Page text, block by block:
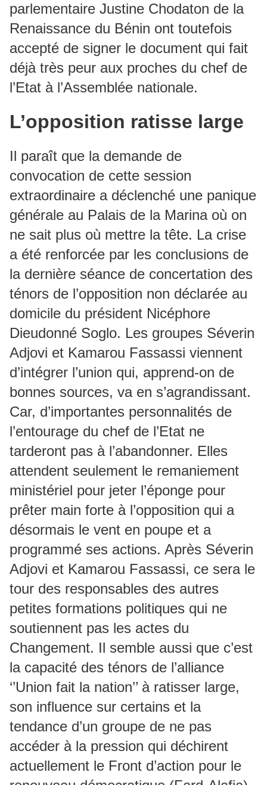
parlementaire Justine Chodaton de la
Renaissance du Bénin ont toutefois
accepté de signer le document qui fait
déjà très peur aux proches du chef de
l’Etat à l’Assemblée nationale.
L’opposition ratisse large
Il paraît que la demande de
convocation de cette session
extraordinaire a déclenché une panique
générale au Palais de la Marina où on
ne sait plus où mettre la tête. La crise
a été renforcée par les conclusions de
la dernière séance de concertation des
ténors de l’opposition non déclarée au
domicile du président Nicéphore
Dieudonné Soglo. Les groupes Séverin
Adjovi et Kamarou Fassassi viennent
d’intégrer l’union qui, apprend-on de
bonnes sources, va en s’agrandissant.
Car, d’importantes personnalités de
l’entourage du chef de l’Etat ne
tarderont pas à l’abandonner. Elles
attendent seulement le remaniement
ministériel pour jeter l’éponge pour
prêter main forte à l’opposition qui a
désormais le vent en poupe et a
programmé ses actions. Après Séverin
Adjovi et Kamarou Fassassi, ce sera le
tour des responsables des autres
petites formations politiques qui ne
soutiennent pas les actes du
Changement. Il semble aussi que c’est
la capacité des ténors de l’alliance
‘’Union fait la nation’’ à ratisser large,
son influence sur certains et la
tendance d’un groupe de ne pas
accéder à la pression qui déchirent
actuellement le Front d’action pour le